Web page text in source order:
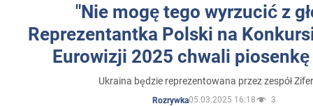
"Nie mogę tego wyrzucić z
Reprezentantka Polski na
Eurowizji 2025 chwali
Ukraina będzie reprezentowana przez zespół
Rozrywka05.03.2025 16:18 3